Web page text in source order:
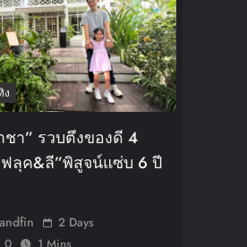
ง
ชา” รวบตึงของดี 4
ลุค&ลี”พิสูจน์แซ่บ 6 ปี
2 Days
0 1 Mins